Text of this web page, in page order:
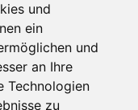
und
ein
und
an Ihre
Technologien
zu
(und wie nicht)